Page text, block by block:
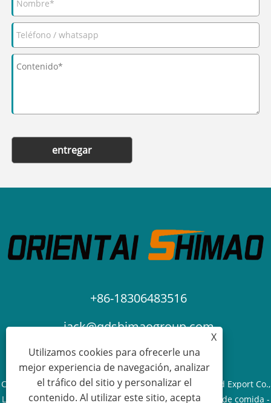
entregar
+86-18306483516
jack@qdshimaogroup.com
Copyright © 2023 Qingdao Oriental Shimao Import and Export Co.,
Ltd. - Camión de comida, remolque de comida, carrito de comida -
X
Utilizamos cookies para ofrecerle una
mejor experiencia de navegación, analizar
el tráfico del sitio y personalizar el
contenido. Al utilizar este sitio, acepta